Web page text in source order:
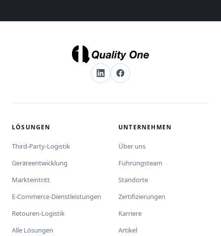
LÖSUNGEN
Third-Party-Logistik
Geräteentwicklung
Markteintritt
E-Commerce-Dienstleistungen
Retouren-Logistik
Alle Lösungen
UNTERNEHMEN
Über uns
Führungsteam
Standorte
Zertifizierungen
Karriere
Artikel